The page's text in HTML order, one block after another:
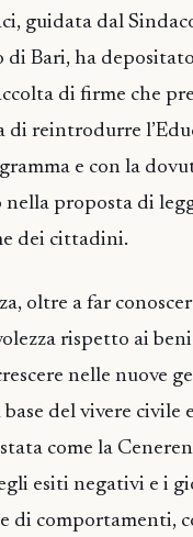
guidata dal
Bari, ha
di firme che
di reintrodurre
e con la
proposta di
dei cittadini.
oltre a far
rispetto ai
nelle nuove
del vivere civile
come la
esiti negativi e i
di comportamenti,